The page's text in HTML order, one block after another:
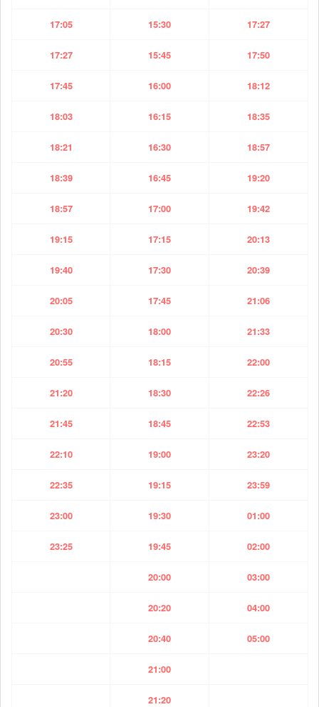
17:05 15:30 17:27
17:27 15:45 17:50
17:45 16:00 18:12
18:03 16:15 18:35
18:21 16:30 18:57
18:39 16:45 19:20
18:57 17:00 19:42
19:15 17:15 20:13
19:40 17:30 20:39
20:05 17:45 21:06
20:30 18:00 21:33
20:55 18:15 22:00
21:20 18:30 22:26
21:45 18:45 22:53
22:10 19:00 23:20
22:35 19:15 23:59
23:00 19:30 01:00
23:25 19:45 02:00
20:00 03:00
20:20 04:00
20:40 05:00
21:00
21:20